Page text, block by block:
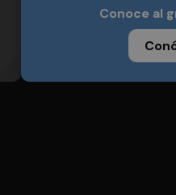
Conoce al